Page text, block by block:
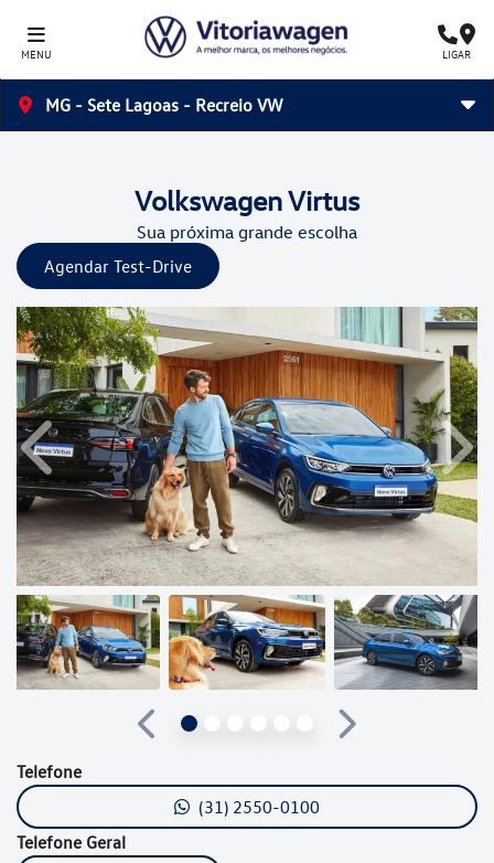
MENU LIGAR
MG - Sete Lagoas - Recreio VW
VolkswagenVirtus
Sua próxima grande escolha
Agendar Test-Drive
Anterior
Anterior
Próximo
Telefone
(31) 2550-0100
Telefone Geral